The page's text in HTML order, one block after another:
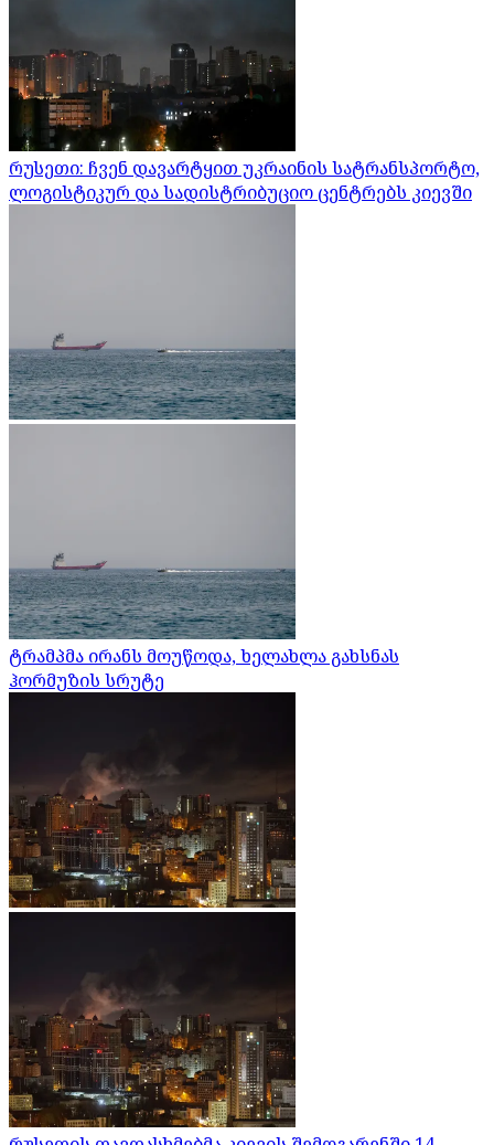
რუსეთი: ჩვენ დავარტყით უკრაინის სატრანსპორტო,
ლოგისტიკურ და სადისტრიბუციო ცენტრებს კიევში
ტრამპმა ირანს მოუწოდა, ხელახლა გახსნას
ჰორმუზის სრუტე